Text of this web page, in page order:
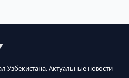
Узбекистана. Актуальные новости